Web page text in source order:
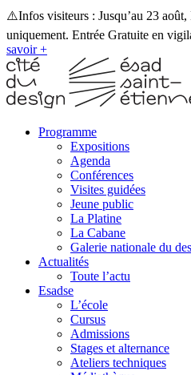
⚠️Infos visiteurs : Jusqu’au 23
uniquement. Entrée Gratuite en
savoir +
Programme
Expositions
Agenda
Conférences
Visites guidées
Jeune public
La Platine
La Cabane
Galerie nationale du
Actualités
Toute l’actu
Esadse
L’école
Cursus
Admissions
Stages et alternance
Ateliers techniques